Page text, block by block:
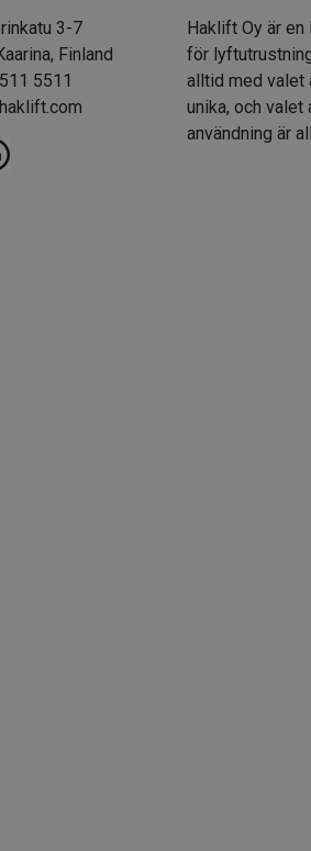
3-7
Finland
5511
Haklift Oy är
för
alltid med valet
unika, och
användning är